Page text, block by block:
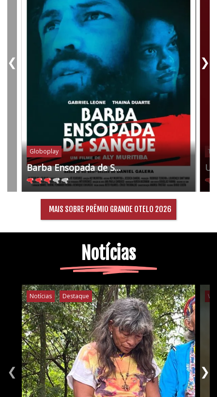
Globoplay
Barba Ensopada de S...
❮ ❯
MAIS SOBRE PRÊMIO GRANDE OTELO 2026
Notícias
Notícias Destaque
❮ ❯